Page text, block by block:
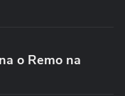
o Remo na